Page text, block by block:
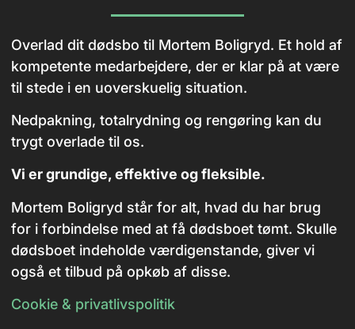
Overlad dit dødsbo til Mortem Boligryd. Et hold af
kompetente medarbejdere, der er klar på at være
til stede i en uoverskuelig situation.
Nedpakning, totalrydning og rengøring kan du
trygt overlade til os.
Vi er grundige, effektive og fleksible.
Mortem Boligryd står for alt, hvad du har brug
for i forbindelse med at få dødsboet tømt. Skulle
dødsboet indeholde værdigenstande, giver vi
også et tilbud på opkøb af disse.
Cookie & privatlivspolitik